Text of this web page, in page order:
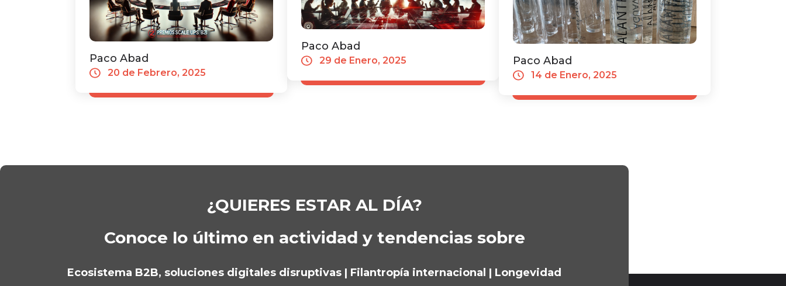
Paco Abad
20 de Febrero, 2025
Paco Abad
29 de Enero, 2025 Paco Abad
14 de Enero, 2025
¿QUIERES ESTAR AL DÍA?
Conoce lo último en actividad y tendencias sobre
Ecosistema B2B, soluciones digitales disruptivas | Filantropía internacional | Longevidad